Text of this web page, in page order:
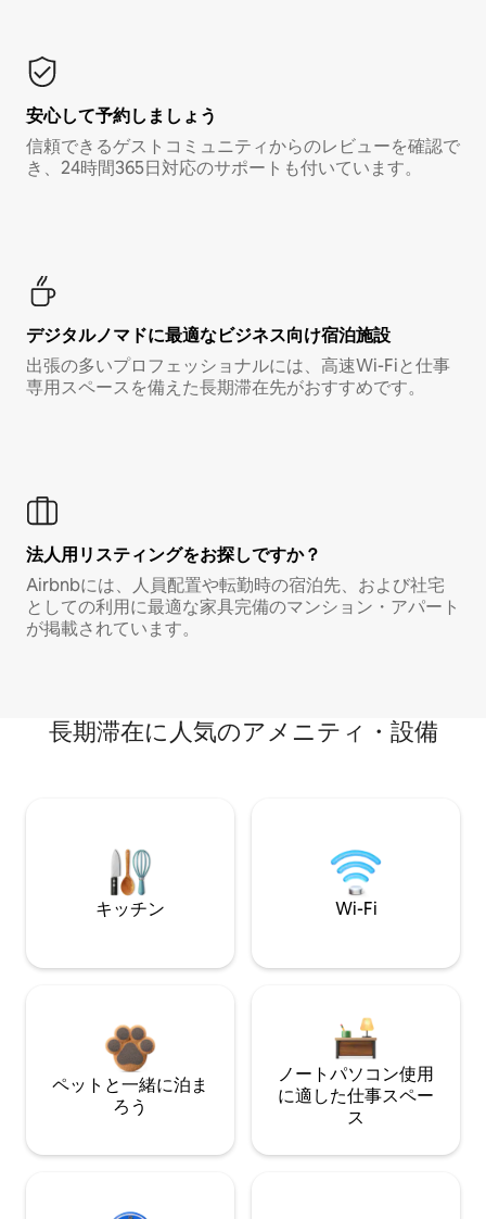
安心して予約しましょう
信頼できるゲストコミュニティからのレビューを確認で
き、24時間365日対応のサポートも付いています。
デジタルノマド⁠に最⁠適⁠なビ⁠ジ⁠ネ⁠ス⁠向⁠け宿⁠泊⁠施⁠設
出張の多いプロフェッショナルには、高速Wi-Fiと仕事
専用スペースを備えた長期滞在先がおすすめです。
法人用リスティングをお探しですか？
Airbnbには、人員配置や転勤時の宿泊先、および社宅
としての利用に最適な家具完備のマンション・アパート
が掲載されています。
長期滞在に人気のアメニティ・設備
キッチン Wi-Fi
ペットと一緒に泊ま
ろう
ノートパソコン使用
に適した仕事スペー
ス